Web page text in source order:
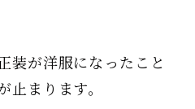
装が洋服になったこと
まります。